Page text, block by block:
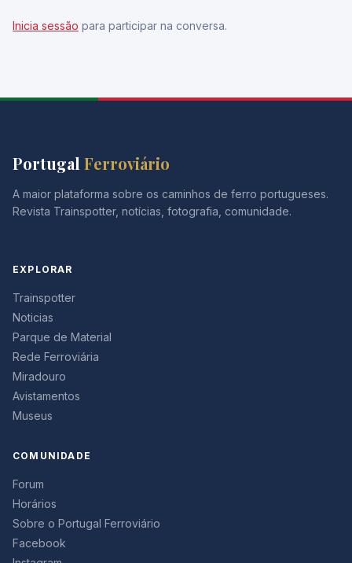
Inicia sessão para participar na conversa.
Portugal Ferroviário
A maior plataforma sobre os caminhos de ferro portugueses.
Revista Trainspotter, notícias, fotografia, comunidade.
EXPLORAR
Trainspotter
Noticias
Parque de Material
Rede Ferroviária
Miradouro
Avistamentos
Museus
COMUNIDADE
Forum
Horários
Sobre o Portugal Ferroviário
Facebook